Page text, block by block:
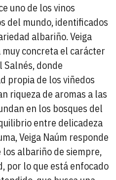
uno de los vinos
del mundo, identificados
albariño. Veiga
concreta el carácter
Salnés, donde
propia de los viñedos
riqueza de aromas a las
en los bosques del
entre delicadeza
Veiga Naúm responde
albariño de siempre,
por lo que está enfocado